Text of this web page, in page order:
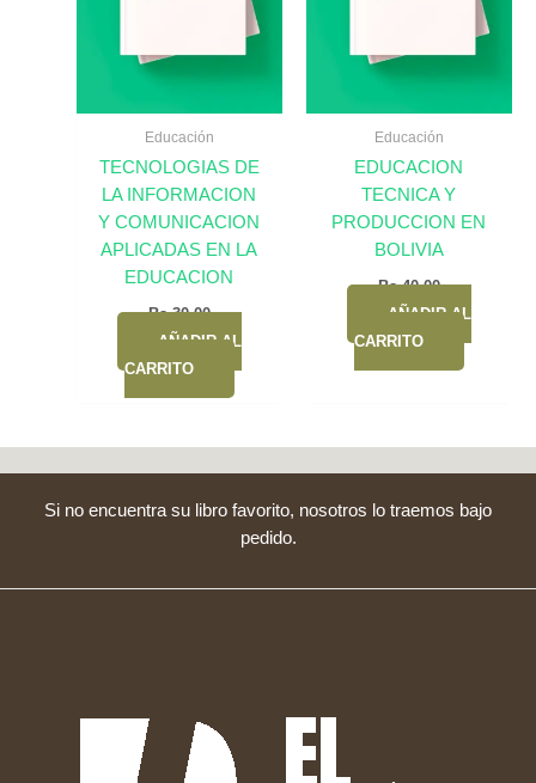
Educación
TECNOLOGIAS DE
LA INFORMACION
Y COMUNICACION
APLICADAS EN LA
EDUCACION
Bs.30,00
AÑADIR AL
CARRITO
Educación
EDUCACION
TECNICA Y
PRODUCCION EN
BOLIVIA
Bs.40,00
AÑADIR AL
CARRITO
Si no encuentra su libro favorito, nosotros lo traemos bajo
pedido.